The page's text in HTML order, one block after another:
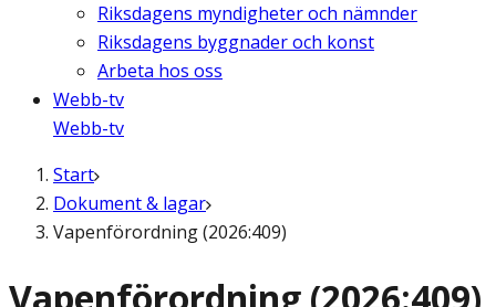
Riksdagens myndigheter och nämnder
Riksdagens byggnader och konst
Arbeta hos oss
Webb-tv
Webb-tv
Start
Dokument & lagar
Vapenförordning (2026:409)